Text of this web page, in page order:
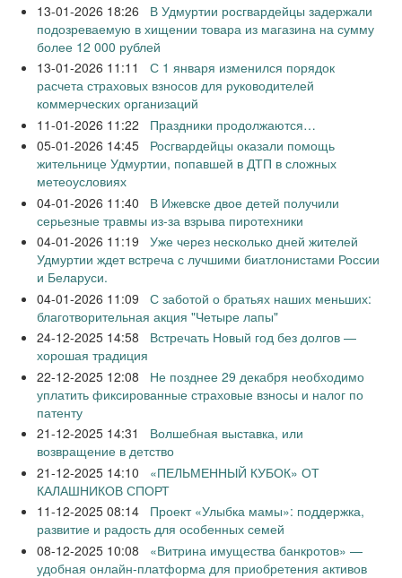
13-01-2026 18:26
В Удмуртии росгвардейцы задержали
подозреваемую в хищении товара из магазина на сумму
более 12 000 рублей
13-01-2026 11:11
С 1 января изменился порядок
расчета страховых взносов для руководителей
коммерческих организаций
11-01-2026 11:22
Праздники продолжаются…
05-01-2026 14:45
Росгвардейцы оказали помощь
жительнице Удмуртии, попавшей в ДТП в сложных
метеоусловиях
04-01-2026 11:40
В Ижевске двое детей получили
серьезные травмы из-за взрыва пиротехники
04-01-2026 11:19
Уже через несколько дней жителей
Удмуртии ждет встреча с лучшими биатлонистами России
и Беларуси.
04-01-2026 11:09
С заботой о братьях наших меньших:
благотворительная акция "Четыре лапы"
24-12-2025 14:58
Встречать Новый год без долгов —
хорошая традиция
22-12-2025 12:08
Не позднее 29 декабря необходимо
уплатить фиксированные страховые взносы и налог по
патенту
21-12-2025 14:31
Волшебная выставка, или
возвращение в детство
21-12-2025 14:10
«ПЕЛЬМЕННЫЙ КУБОК» ОТ
КАЛАШНИКОВ СПОРТ
11-12-2025 08:14
Проект «Улыбка мамы»: поддержка,
развитие и радость для особенных семей
08-12-2025 10:08
«Витрина имущества банкротов» —
удобная онлайн-платформа для приобретения активов